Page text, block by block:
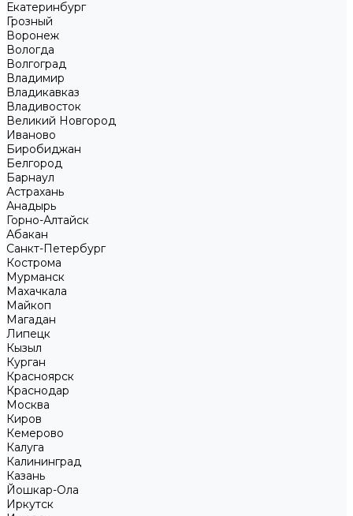
Екатеринбург
Грозный
Воронеж
Вологда
Волгоград
Владимир
Владикавказ
Владивосток
Великий Новгород
Иваново
Биробиджан
Белгород
Барнаул
Астрахань
Анадырь
Горно-Алтайск
Абакан
Санкт-Петербург
Кострома
Мурманск
Махачкала
Майкоп
Магадан
Липецк
Кызыл
Курган
Красноярск
Краснодар
Москва
Киров
Кемерово
Калуга
Калининград
Казань
Йошкар-Ола
Иркутск